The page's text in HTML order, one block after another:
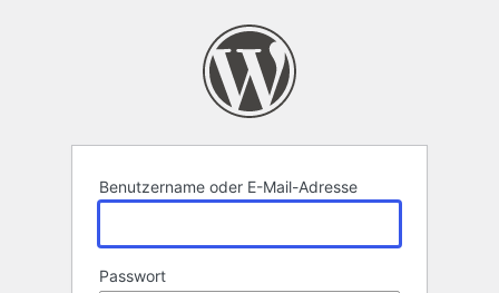
Benutzername oder E-Mail-Adresse
Passwort